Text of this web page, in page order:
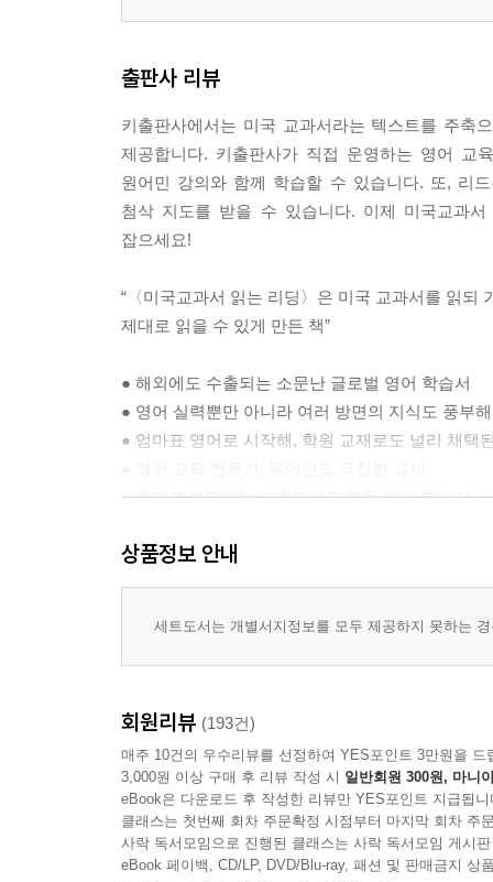
출판사 리뷰
키출판사에서는 미국 교과서라는 텍스트를 주축
제공합니다. 키출판사가 직접 운영하는 영어 교
원어민 강의와 함께 학습할 수 있습니다. 또, 리
첨삭 지도를 받을 수 있습니다. 이제 미국교과
잡으세요!
“〈미국교과서 읽는 리딩〉은 미국 교과서를 읽되
제대로 읽을 수 있게 만든 책”
● 해외에도 수출되는 소문난 글로벌 영어 학습서
● 영어 실력뿐만 아니라 여러 방면의 지식도 풍부
● 엄마표 영어로 시작해, 학원 교재로도 널리 채택
● 결과로 보답하는 키출판사표 명품 영어 학습서
상품정보 안내
세트도서는 개별서지정보를 모두 제공하지 못하는
회원리뷰 (193건)
매주 10건의 우수리뷰를 선정하여 YES포인트 3만원을 드
3,000원 이상 구매 후 리뷰 작성 시 일반회원 300원, 마니
eBook은 다운로드 후 작성한 리뷰만 YES포인트 지급됩니
클래스는 첫번째 회차 주문확정 시점부터 마지막 회차 주
사락 독서모임으로 진행된 클래스는 사락 독서모임 게시
eBook 페이백, CD/LP, DVD/Blu-ray, 패션 및 판매금지 상